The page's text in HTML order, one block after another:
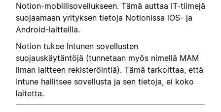
Notion-mobiilisovellukseen. Tämä auttaa IT-tiimejä
suojaamaan yrityksen tietoja Notionissa iOS- ja
Android-laitteilla.
Notion tukee Intunen sovellusten
suojauskäytäntöjä (tunnetaan myös nimellä MAM
ilman laitteen rekisteröintiä). Tämä tarkoittaa, että
Intune hallitsee sovellusta ja sen tietoja, ei koko
laitetta.